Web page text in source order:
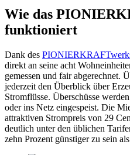
Wie das
funktioniert
Dank des
direkt an seine acht
gemessen und fair abgerechnet.
jederzeit den Überblick über
Stromflüsse. Überschüsse
oder ins Netz eingespeist. Die
attraktiven Strompreis von 29
deutlich unter den üblichen
zehn Prozent günstiger zu sein